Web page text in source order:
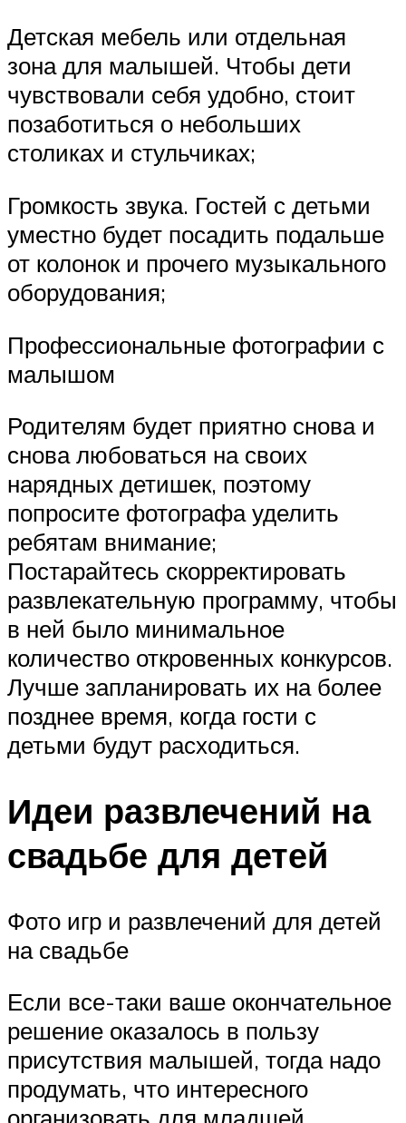
Детская мебель или отдельная
зона для малышей. Чтобы дети
чувствовали себя удобно, стоит
позаботиться о небольших
столиках и стульчиках;
Громкость звука. Гостей с детьми
уместно будет посадить подальше
от колонок и прочего музыкального
оборудования;
Профессиональные фотографии с
малышом
Родителям будет приятно снова и
снова любоваться на своих
нарядных детишек, поэтому
попросите фотографа уделить
ребятам внимание;
Постарайтесь скорректировать
развлекательную программу, чтобы
в ней было минимальное
количество откровенных конкурсов.
Лучше запланировать их на более
позднее время, когда гости с
детьми будут расходиться.
Идеи развлечений на
свадьбе для детей
Фото игр и развлечений для детей
на свадьбе
Если все-таки ваше окончательное
решение оказалось в пользу
присутствия малышей, тогда надо
продумать, что интересного